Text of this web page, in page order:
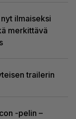
ilmaiseksi
merkittävä
trailerin
-pelin –